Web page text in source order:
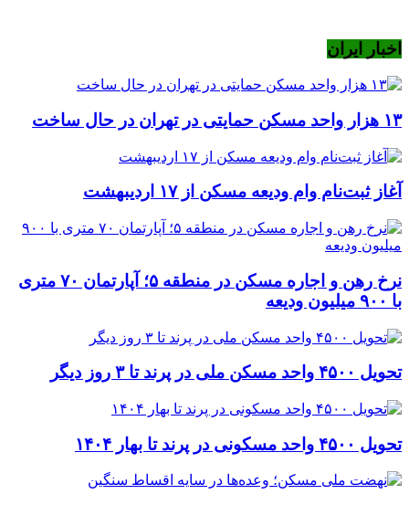
اخبار ایران
۱۳ هزار واحد مسکن حمایتی در تهران در حال ساخت
آغاز ثبت‌نام وام ودیعه مسکن از ۱۷ اردیبهشت
نرخ‌ رهن و اجاره مسکن در منطقه ۵؛ آپارتمان ۷۰ متری
با ۹۰۰ میلیون ودیعه
تحویل ۴۵۰۰ واحد مسکن ملی در پرند تا ۳ روز دیگر
تحویل ۴۵۰۰ واحد مسکونی در پرند تا بهار ۱۴۰۴